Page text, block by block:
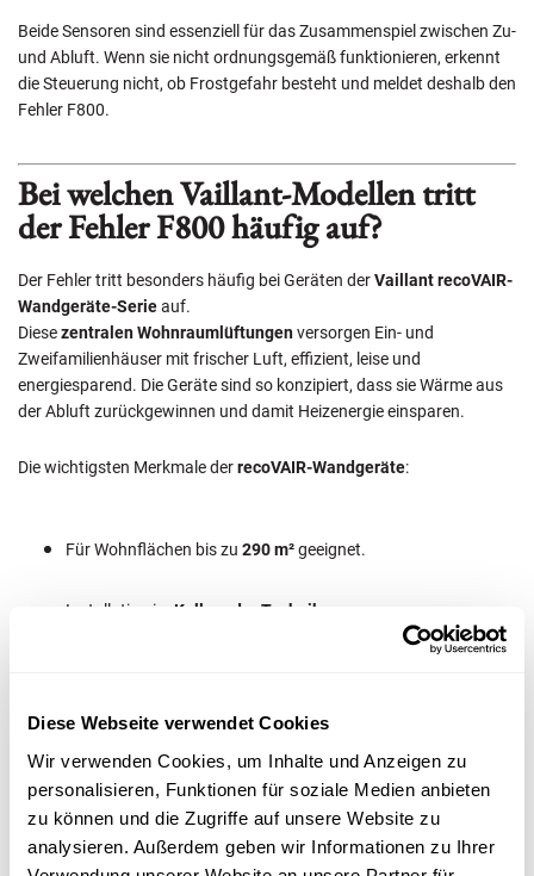
Diese Webseite verwendet Cookies
Wir verwenden Cookies, um Inhalte und Anzeigen zu
personalisieren, Funktionen für soziale Medien anbieten
zu können und die Zugriffe auf unsere Website zu
analysieren. Außerdem geben wir Informationen zu Ihrer
Beide Sensoren sind essenziell für das Zusammenspiel zwischen Zu-
und Abluft. Wenn sie nicht ordnungsgemäß funktionieren, erkennt
die Steuerung nicht, ob Frostgefahr besteht und meldet deshalb den
Fehler F800.
Bei welchen Vaillant-Modellen tritt
der Fehler F800 häufig auf?
Der Fehler tritt besonders häufig bei Geräten derVaillant recoVAIR-
Wandgeräte-Serieauf.
Diesezentralen Wohnraumlüftungenversorgen Ein- und
Zweifamilienhäuser mit frischer Luft, effizient, leise und
energiesparend. Die Geräte sind so konzipiert, dass sie Wärme aus
der Abluft zurückgewinnen und damit Heizenergie einsparen.
Die wichtigsten Merkmale derrecoVAIR-Wandgeräte:
Für Wohnflächen bis zu 290 m²geeignet.
Installation im Keller oder Technikraum.
Kombination ausFrischluftzufuhrund
Wärmerückgewinnung.
Sicherheit, sondern auch die Effizienz der gesamten